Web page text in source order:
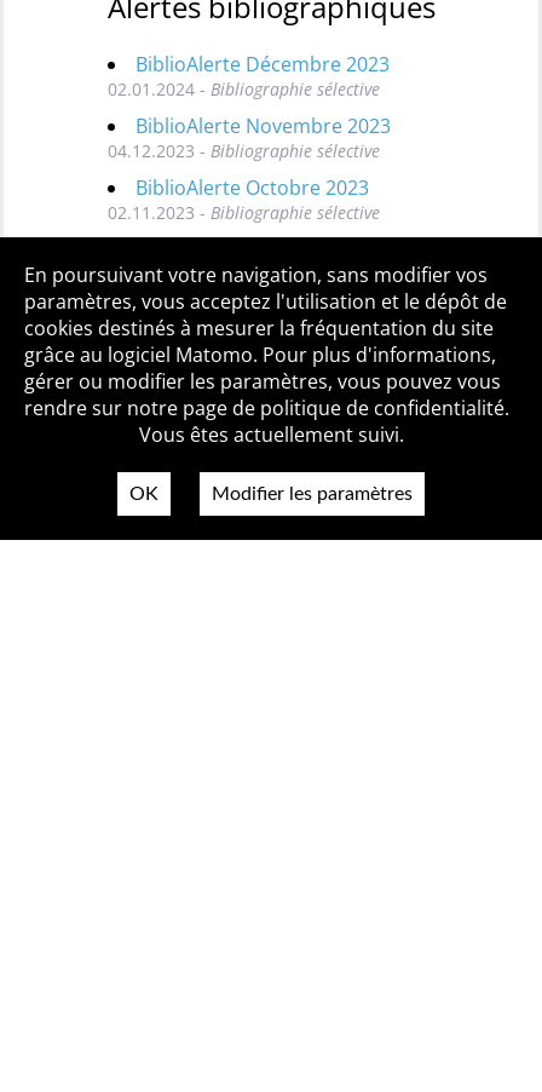
BiblioAlerte Décembre 2023
02.01.2024 - Bibliographie sélective
BiblioAlerte Novembre 2023
04.12.2023 - Bibliographie sélective
BiblioAlerte Octobre 2023
02.11.2023 - Bibliographie sélective
Toutes les BiblioAlertes
Qui sommes-nous ? Mentions légales
Accessibilité
Politique de confidentialité
Contact
En poursuivant votre navigation, sans modifier vos
paramètres, vous acceptez l'utilisation et le dépôt de
cookies destinés à mesurer la fréquentation du site
grâce au logiciel Matomo. Pour plus d'informations,
gérer ou modifier les paramètres, vous pouvez vous
rendre sur notre page de politique de confidentialité.
Vous êtes actuellement suivi.
OK Modifier les paramètres